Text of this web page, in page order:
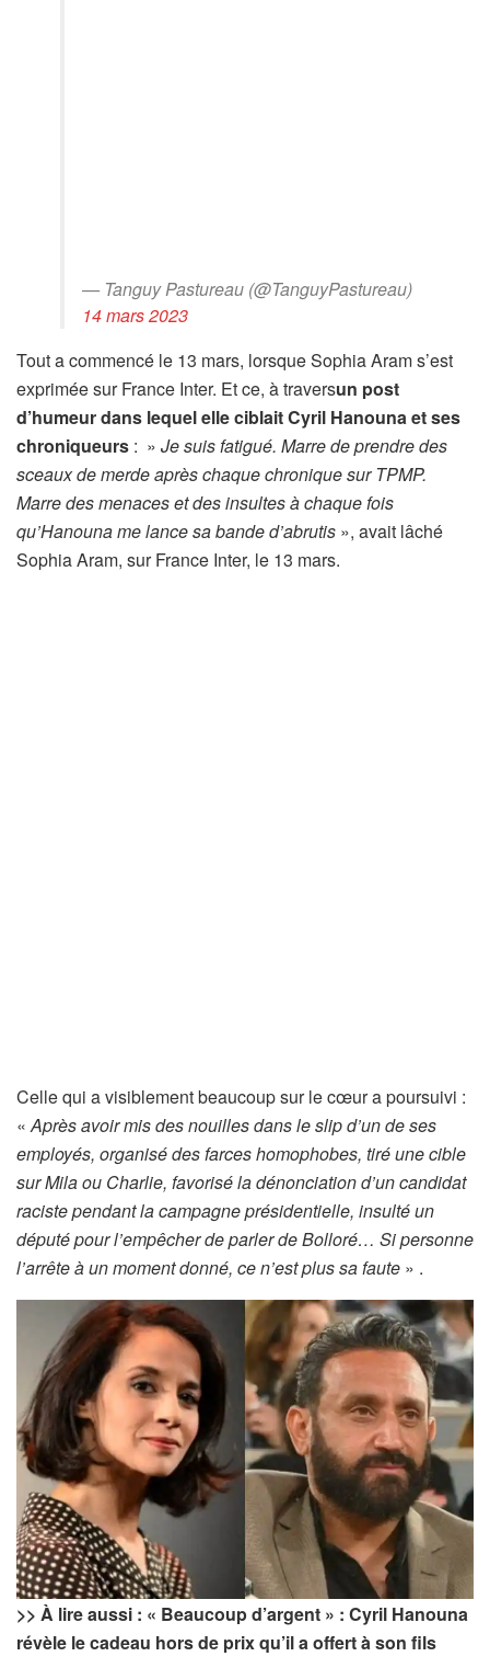
— Tanguy Pastureau (@TanguyPastureau)
14 mars 2023
Tout a commencé le 13 mars, lorsque Sophia Aram s’est
exprimée sur France Inter. Et ce, à traversun post
d’humeur dans lequel elle ciblait Cyril Hanouna et ses
chroniqueurs : » Je suis fatigué. Marre de prendre des
sceaux de merde après chaque chronique sur TPMP.
Marre des menaces et des insultes à chaque fois
qu’Hanouna me lance sa bande d’abrutis », avait lâché
Sophia Aram, sur France Inter, le 13 mars.
Celle qui a visiblement beaucoup sur le cœur a poursuivi :
« Après avoir mis des nouilles dans le slip d’un de ses
employés, organisé des farces homophobes, tiré une cible
sur Mila ou Charlie, favorisé la dénonciation d’un candidat
raciste pendant la campagne présidentielle, insulté un
député pour l’empêcher de parler de Bolloré… Si personne
l’arrête à un moment donné, ce n’est plus sa faute » .
>> À lire aussi : « Beaucoup d’argent » : Cyril Hanouna
révèle le cadeau hors de prix qu’il a offert à son fils